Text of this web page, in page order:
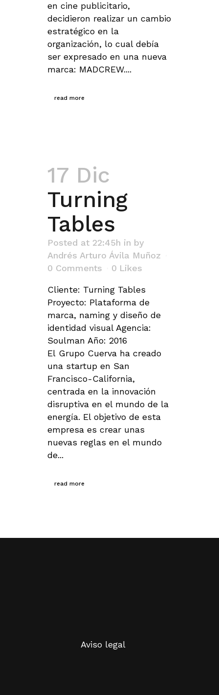
en cine publicitario,
decidieron realizar un cambio
estratégico en la
organización, lo cual debía
ser expresado en una nueva
marca: MADCREW....
read more
17 Dic
Turning
Tables
Posted at 22:45h in by
Andrés Arturo Ávila Muñoz
0 Comments
0 Likes
Cliente: Turning Tables
Proyecto: Plataforma de
marca, naming y diseño de
identidad visual Agencia:
Soulman Año: 2016
El Grupo Cuerva ha creado
una startup en San
Francisco-California,
centrada en la innovación
disruptiva en el mundo de la
energía. El objetivo de esta
empresa es crear unas
nuevas reglas en el mundo
de...
read more
Aviso legal